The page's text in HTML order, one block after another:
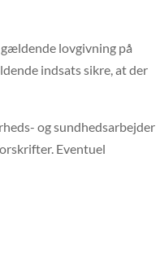
lovgivning på
indsats sikre, at der
og sundhedsarbejder
Eventuel